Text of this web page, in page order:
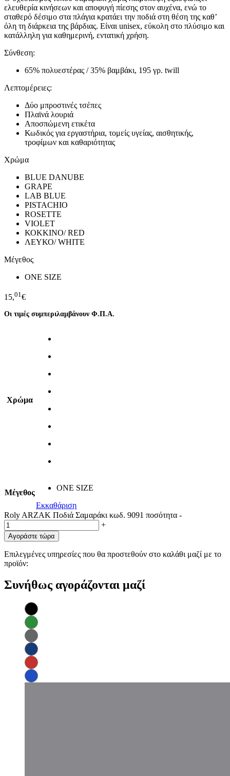
ελευθερία κινήσεων και αποφυγή πίεσης στον αυχένα, ενώ το
σταθερό δέσιμο στα πλάγια κρατάει την ποδιά στη θέση της καθ’
όλη τη διάρκεια της βάρδιας. Είναι unisex, εύκολη στο πλύσιμο και
κατάλληλη για καθημερινή, εντατική χρήση.
Σύνθεση:
65% πολυεστέρας / 35% βαμβάκι, 195 γρ. twill
Λεπτομέρειες:
Δύο μπροστινές τσέπες
Πλαϊνά λουριά
Αποσπώμενη ετικέτα
Κωδικός για εργαστήρια, τομείς υγείας, αισθητικής,
τροφίμων και καθαριότητας
Χρώμα
BLUE DANUBE
GRAPE
LAB BLUE
PISTACHIO
ROSETTE
VIOLET
ΚΟΚΚΙΝΟ/ RED
ΛΕΥΚΟ/ WHITE
Μέγεθος
ONE SIZE
15,01 €
Οι τιμές συμπεριλαμβάνουν Φ.Π.Α.
Χρώμα
Μέγεθος
ONE SIZE
Εκκαθάριση
Roly ARZAK Ποδιά Σαμαράκι κωδ. 9091 ποσότητα -
+
Αγοράστε τώρα
Επιλεγμένες υπηρεσίες που θα προστεθούν στο καλάθι μαζί με το
προϊόν:
Συνήθως αγοράζονται μαζί